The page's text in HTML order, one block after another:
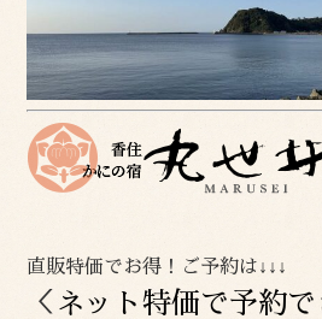
直販特価でお得！ご予約は↓↓↓
＜ ネット特価で予約で